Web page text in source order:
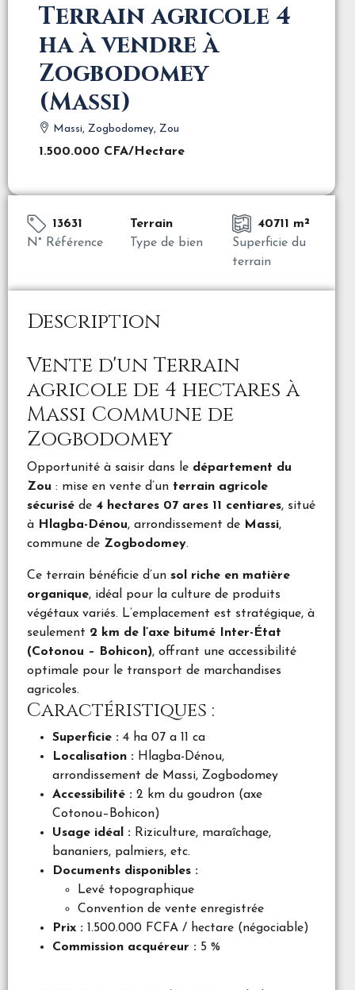
Terrain agricole 4
ha à vendre à
Zogbodomey
(Massi)
Massi, Zogbodomey, Zou
1.500.000 CFA/Hectare
13631
N° Référence
Terrain
Type de bien
40711 m²
Superficie du
terrain
Description
Vente d'un Terrain
agricole de 4 hectares à
Massi Commune de
Zogbodomey
Opportunité à saisir dans le département du
Zou : mise en vente d’un terrain agricole
sécurisé de 4 hectares 07 ares 11 centiares, situé
à Hlagba-Dénou, arrondissement de Massi,
commune de Zogbodomey.
Ce terrain bénéficie d’un sol riche en matière
organique, idéal pour la culture de produits
végétaux variés. L’emplacement est stratégique, à
seulement 2 km de l’axe bitumé Inter-État
(Cotonou – Bohicon), offrant une accessibilité
optimale pour le transport de marchandises
agricoles.
Caractéristiques :
Superficie : 4 ha 07 a 11 ca
Localisation : Hlagba-Dénou,
arrondissement de Massi, Zogbodomey
Accessibilité : 2 km du goudron (axe
Cotonou–Bohicon)
Usage idéal : Riziculture, maraîchage,
bananiers, palmiers, etc.
Documents disponibles :
Levé topographique
Convention de vente enregistrée
Prix : 1.500.000 FCFA / hectare (négociable)
Commission acquéreur : 5 %